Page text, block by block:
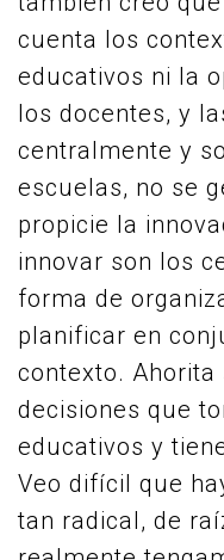
cuenta los
educativos ni la
los docentes, y
centralmente y
escuelas, no se
propicie la
innovar son los
forma de
planificar en
contexto. Ahorita
decisiones que
educativos y
Veo difícil que
tan radical, de